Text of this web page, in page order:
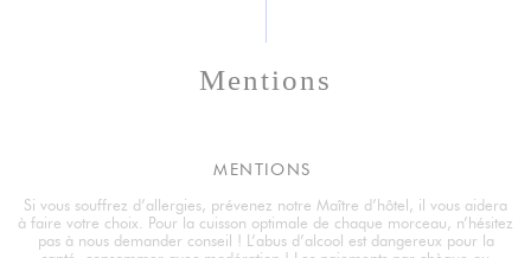
Mentions
MENTIONS
Si vous souffrez d’allergies, prévenez notre Maître d’hôtel, il vous aidera
à faire votre choix. Pour la cuisson optimale de chaque morceau, n’hésitez
pas à nous demander conseil ! L’abus d’alcool est dangereux pour la